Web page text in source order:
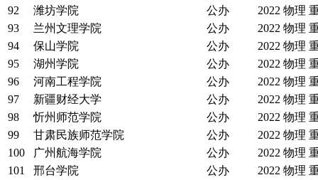
92
潍坊学院 公办 2022 物理
93
兰州文理学院 公办 2022 物理
94
保山学院 公办 2022 物理
95
湖州学院 公办 2022 物理
96
河南工程学院 公办 2022 物理
97
新疆财经大学 公办 2022 物理
98
忻州师范学院 公办 2022 物理
99
甘肃民族师范学院 公办 2022 物理
100
广州航海学院 公办 2022 物理
101
邢台学院 公办 2022 物理